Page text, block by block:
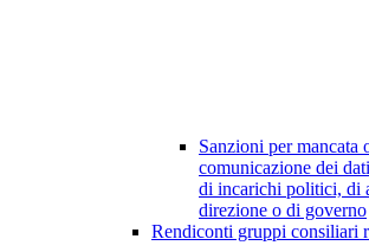
Sanzioni per mancata
comunicazione dei
di incarichi politici, di
direzione o di governo
Rendiconti gruppi consiliari